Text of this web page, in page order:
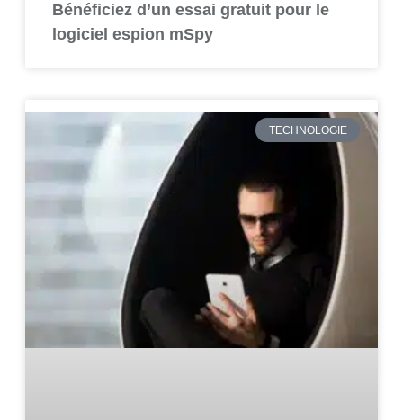
Bénéficiez d’un essai gratuit pour le
logiciel espion mSpy
TECHNOLOGIE